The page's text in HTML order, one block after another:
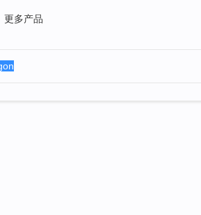
更多产品